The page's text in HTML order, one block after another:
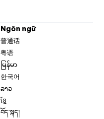
Ngôn ngữ
普通话
粤语
မြန်မာ
한국어
ລາວ
ខ្មែ
བོད་སྐད།